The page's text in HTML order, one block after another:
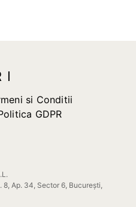
si Conditii
GDPR
8, Ap. 34, Sector 6, București,